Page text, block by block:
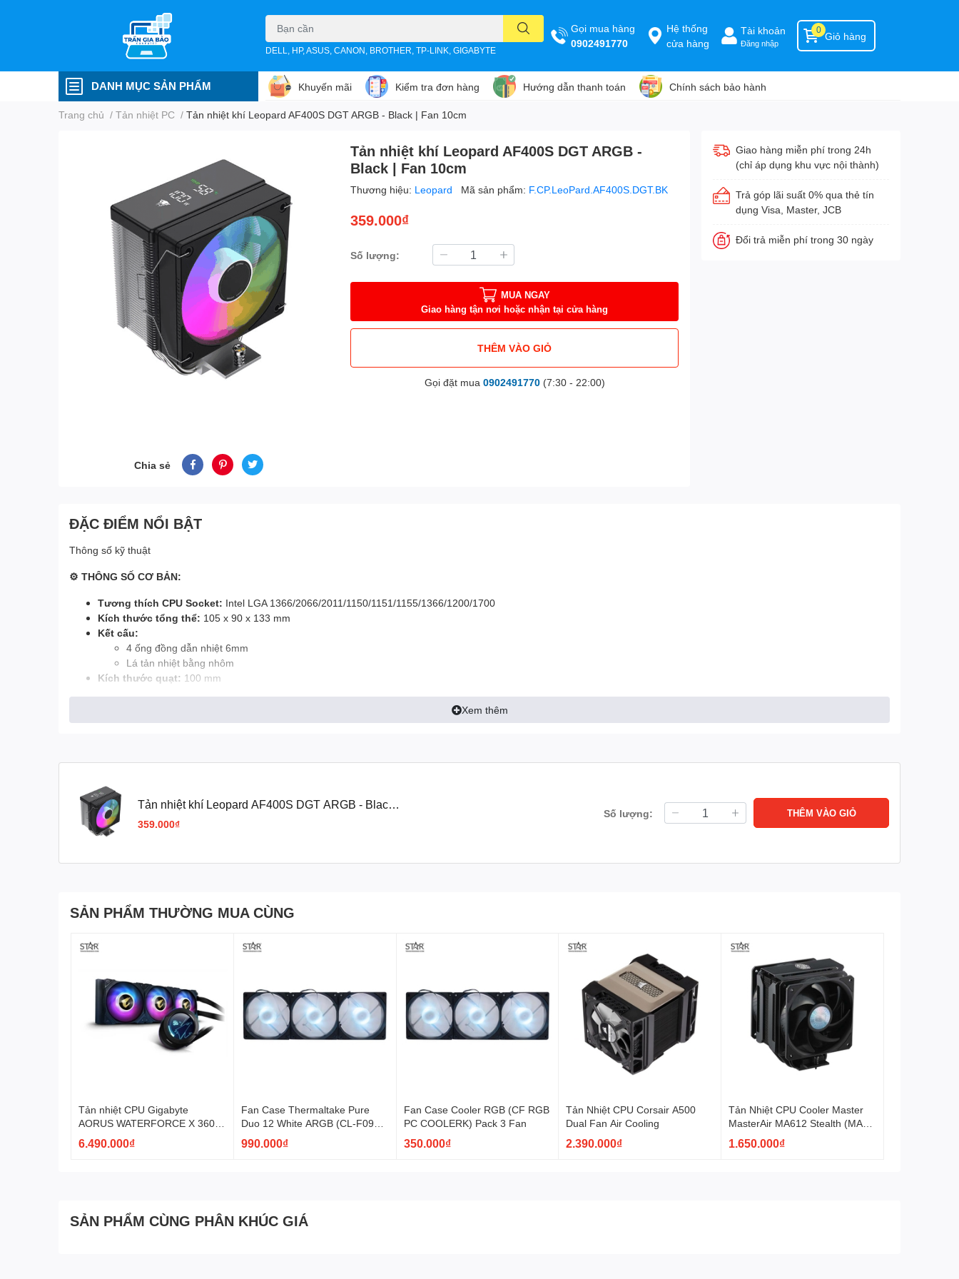
DELL, HP, ASUS, CANON, BROTHER, TP-LINK, GIGABYTE
Gọi mua hàng
0902491770
Hệ thống
cửa hàng
Tài khoản
Đăng nhập
Giỏ hàng
0
DANH MỤC SẢN PHẨM Khuyến mãi Kiểm tra đơn hàng Hướng dẫn thanh toán Chính sách bảo hành
Trang chủ / Tản nhiệt PC / Tản nhiệt khí Leopard AF400S DGT ARGB - Black | Fan 10cm
Chia sẻ
Tản nhiệt khí Leopard AF400S DGT ARGB -
Black | Fan 10cm
Thương hiệu: Leopard Mã sản phẩm: F.CP.LeoPard.AF400S.DGT.BK
359.000₫
Số lượng:
MUA NGAY
Giao hàng tận nơi hoặc nhận tại cửa hàng
THÊM VÀO GIỎ
Gọi đặt mua 0902491770(7:30 - 22:00)
Giao hàng miễn phí trong 24h
(chỉ áp dụng khu vực nội thành)
Trả góp lãi suất 0% qua thẻ tín
dụng Visa, Master, JCB
Đổi trả miễn phí trong 30 ngày
ĐẶC ĐIỂM NỔI BẬT
Thông số kỹ thuật
⚙ THÔNG SỐ CƠ BẢN:
Tương thích CPU Socket: Intel LGA 1366/2066/2011/1150/1151/1155/1366/1200/1700
Kích thước tổng thể: 105 x 90 x 133 mm
Kết cấu:
4 ống đồng dẫn nhiệt 6mm
Lá tản nhiệt bằng nhôm
Kích thước quạt: 100 mm
Áp lực không khí:2.36 mmH2O
Xem thêm
Tản nhiệt khí Leopard AF400S DGT ARGB - Black |
Fan 10cm
359.000₫
Số lượng: THÊM VÀO GIỎ
SẢN PHẨM THƯỜNG MUA CÙNG
Tản nhiệt CPU Gigabyte
AORUS WATERFORCE X 360
ARGB AiO Cooling
6.490.000₫
Fan Case Thermaltake Pure
Duo 12 White ARGB (CL-F097-
PL12SW-A)
990.000₫
Fan Case Cooler RGB (CF RGB
PC COOLERK) Pack 3 Fan
350.000₫
Tản Nhiệt CPU Corsair A500
Dual Fan Air Cooling
2.390.000₫
Tản Nhiệt CPU Cooler Master
MasterAir MA612 Stealth (MAP-
T6PS-218PK-R1)
1.650.000₫
SẢN PHẨM CÙNG PHÂN KHÚC GIÁ